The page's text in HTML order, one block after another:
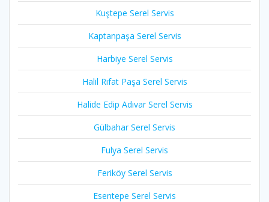
Kuştepe Serel Servis
Kaptanpaşa Serel Servis
Harbiye Serel Servis
Halil Rıfat Paşa Serel Servis
Halide Edip Adıvar Serel Servis
Gülbahar Serel Servis
Fulya Serel Servis
Feriköy Serel Servis
Esentepe Serel Servis